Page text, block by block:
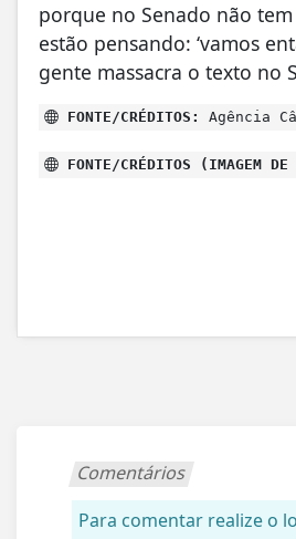
porque no Senado não
estão pensando: ‘vamos
gente massacra o texto no
FONTE/CRÉDITOS: Agência
FONTE/CRÉDITOS (IMAGEM
Comentários
Para comentar realize o